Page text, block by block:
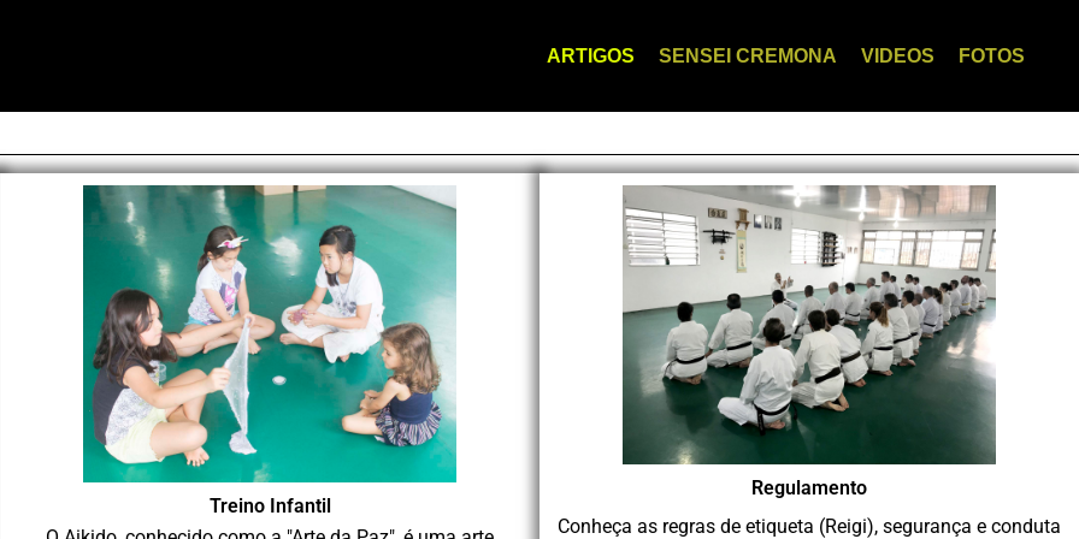
ARTIGOS SENSEI CREMONA VIDEOS FOTOS
Treino Infantil
Regulamento
Conheça as regras de etiqueta (Reigi), segurança e conduta